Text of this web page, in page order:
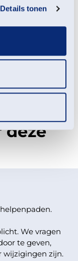
Details tonen
over de historie
eerste vroege
deze
We vragen
te geven,
wijzigingen zijn.